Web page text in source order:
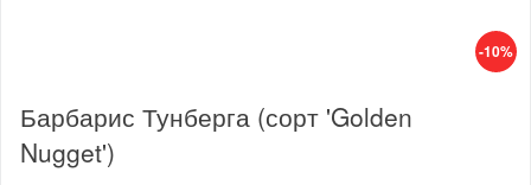
-10%
Барбарис Тунберга (сорт 'Golden
Nugget')